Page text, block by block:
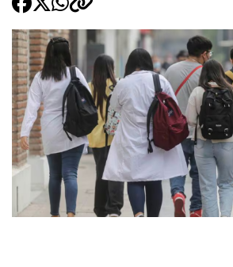
modo claro